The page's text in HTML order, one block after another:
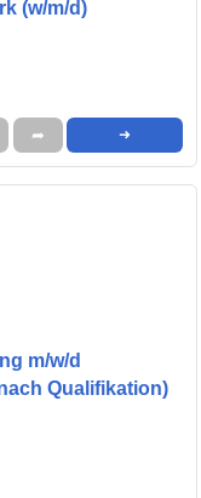
(w/m/d)
➦ ➜
m/w/d
Qualifikation)